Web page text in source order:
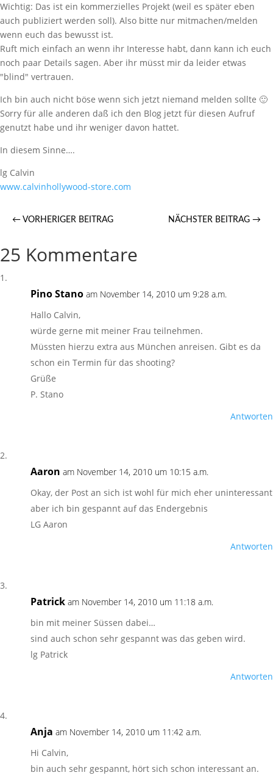
Wichtig: Das ist ein kommerzielles Projekt (weil es später eben
auch publiziert werden soll). Also bitte nur mitmachen/melden
wenn euch das bewusst ist.
Ruft mich einfach an wenn ihr Interesse habt, dann kann ich euch
noch paar Details sagen. Aber ihr müsst mir da leider etwas
"blind" vertrauen.
Ich bin auch nicht böse wenn sich jetzt niemand melden sollte 🙂
Sorry für alle anderen daß ich den Blog jetzt für diesen Aufruf
genutzt habe und ihr weniger davon hattet.
In diesem Sinne….
lg Calvin
www.calvinhollywood-store.com
← VORHERIGER BEITRAG NÄCHSTER BEITRAG →
25 Kommentare
Pino Stano am November 14, 2010 um 9:28 a.m.
Hallo Calvin,
würde gerne mit meiner Frau teilnehmen.
Müssten hierzu extra aus München anreisen. Gibt es da
schon ein Termin für das shooting?
Grüße
P. Stano
Antworten
Aaron am November 14, 2010 um 10:15 a.m.
Okay, der Post an sich ist wohl für mich eher uninteressant
aber ich bin gespannt auf das Endergebnis
LG Aaron
Antworten
Patrick am November 14, 2010 um 11:18 a.m.
bin mit meiner Süssen dabei…
sind auch schon sehr gespannt was das geben wird.
lg Patrick
Antworten
Anja am November 14, 2010 um 11:42 a.m.
Hi Calvin,
bin auch sehr gespannt, hört sich schon interessant an.